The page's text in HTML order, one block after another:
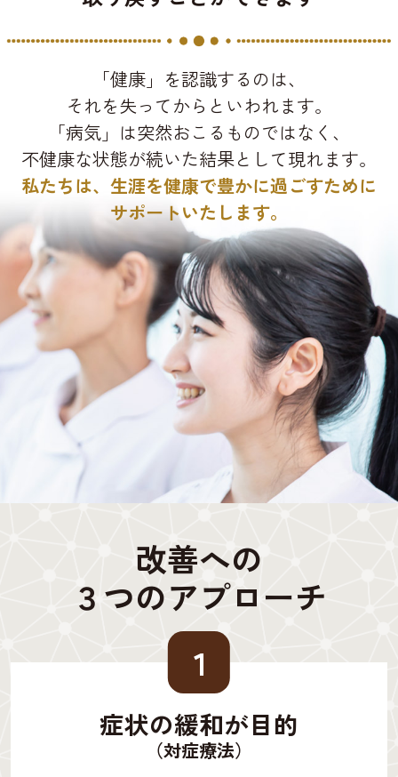
「健康」を認識するのは、
それを失ってからといわれます。
「病気」は突然おこるものではなく、
不健康な状態が続いた結果として現れます。
私たちは、生涯を健康で豊かに過ごすために
サポートいたします。
改善への
３つのアプローチ
１
症状の緩和が目的
（対症療法）